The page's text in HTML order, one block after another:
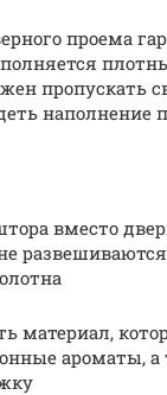
проема
пропускать
наполнение
вместо
материал,
ароматы, а